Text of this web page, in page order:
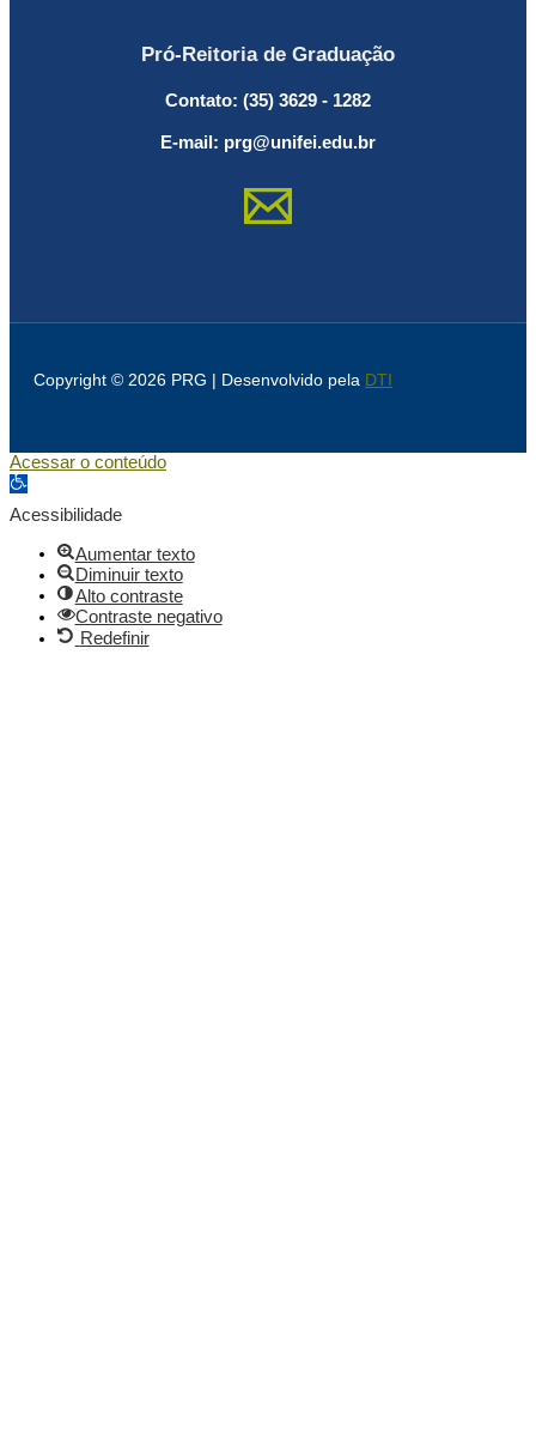
Pró-Reitoria de Graduação
Contato: (35) 3629 - 1282
E-mail: prg@unifei.edu.br
Copyright © 2026 PRG | Desenvolvido pela DTI
Acessar o conteúdo
Abrir a barra de ferramentas
Acessibilidade
Aumentar texto
Diminuir texto
Alto contraste
Contraste negativo
Redefinir